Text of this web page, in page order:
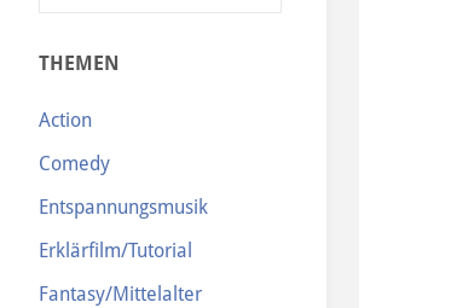
THEMEN
Action
Comedy
Entspannungsmusik
Erklärfilm/Tutorial
Fantasy/Mittelalter